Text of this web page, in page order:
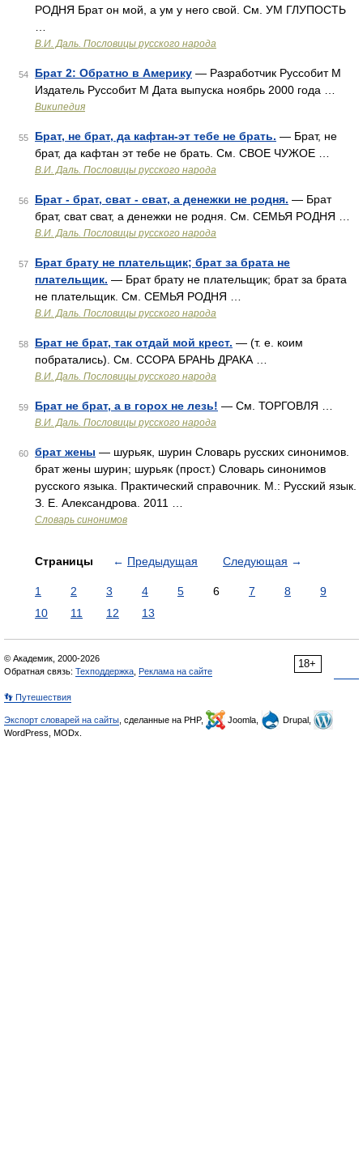
РОДНЯ Брат он мой, а ум у него свой. См. УМ ГЛУПОСТЬ
В.И. Даль. Пословицы русского народа
54 Брат 2: Обратно в Америку — Разработчик Руссобит М
Издатель Руссобит М Дата выпуска ноябрь 2000 года …
Википедия
55 Брат, не брат, да кафтан-эт тебе не брать. — Брат, не
брат, да кафтан эт тебе не брать. См. СВОЕ ЧУЖОЕ …
В.И. Даль. Пословицы русского народа
56 Брат - брат, сват - сват, а денежки не родня. — Брат
брат, сват сват, а денежки не родня. См. СЕМЬЯ РОДНЯ …
В.И. Даль. Пословицы русского народа
57
Брат брату не плательщик; брат за брата не
плательщик. — Брат брату не плательщик; брат за брата
не плательщик. См. СЕМЬЯ РОДНЯ …
В.И. Даль. Пословицы русского народа
58 Брат не брат, так отдай мой крест. — (т. е. коим
побратались). См. ССОРА БРАНЬ ДРАКА …
В.И. Даль. Пословицы русского народа
59 Брат не брат, а в горох не лезь! — См. ТОРГОВЛЯ …
В.И. Даль. Пословицы русского народа
60 брат жены — шурьяк, шурин Словарь русских синонимов.
брат жены шурин; шурьяк (прост.) Словарь синонимов
русского языка. Практический справочник. М.: Русский язык.
З. Е. Александрова. 2011 …
Словарь синонимов
Страницы ← Предыдущая Следующая →
1 2 3 4 5 6 7 8
9
10
11 12 13
18+
© Академик, 2000-2026
Обратная связь: Техподдержка Реклама на сайте
👣 Путешествия
Экспорт словарей на сайты , сделанные на PHP, Joomla,
Drupal,
WordPress, MODx.